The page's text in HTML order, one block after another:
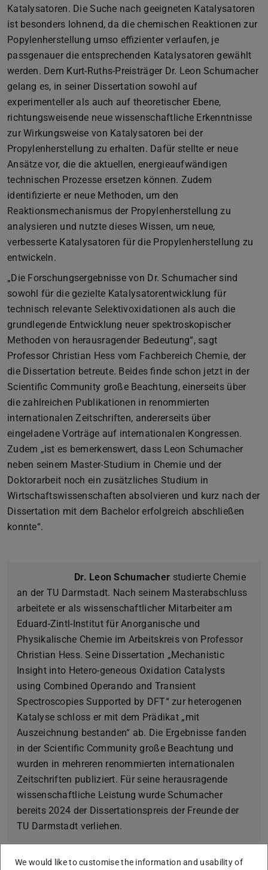
Katalysatoren. Die Suche nach geeigneten Katalysatoren
ist besonders lohnend, da die chemischen Reaktionen zur
Popylenherstellung umso effizienter verlaufen, je
passgenauer die entsprechenden Katalysatoren gewählt
werden. Dem Kurt-Ruths-Preisträger Dr. Leon Schumacher
gelang es, in seiner Dissertation sowohl auf
experimenteller als auch auf theoretischer Ebene,
richtungsweisende neue wissenschaftliche Erkenntnisse
zur Wirkungsweise von Katalysatoren bei der
Propylenherstellung zu erhalten. Dafür stellte er neue
Ansätze vor, die die aktuellen, energieaufwändigen
technischen Prozesse ersetzen können. Zudem
identifizierte er neue Methoden, um den
Reaktionsmechanismus der Propylenherstellung zu
analysieren und nutzte dieses Wissen, um neue,
verbesserte Katalysatoren für die Propylenherstellung zu
entwickeln.
„Die Forschungsergebnisse von Dr. Schumacher sind
sowohl für die gezielte Katalysatorentwicklung für
technisch relevante Selektivoxidationen als auch die
grundlegende Entwicklung neuer spektroskopischer
Methoden von herausragender Bedeutung“, sagt
Professor Christian Hess vom Fachbereich Chemie, der
die Dissertation betreute. Beides finde schon jetzt in der
Scientific Community große Beachtung, einerseits über
die zahlreichen Publikationen in renommierten
internationalen Zeitschriften, andererseits über
eingeladene Vorträge auf internationalen Kongressen.
Zudem „ist es bemerkenswert, dass Leon Schumacher
neben seinem Master-Studium in Chemie und der
Doktorarbeit noch ein zusätzliches Studium in
Wirtschaftswissenschaften absolvieren und kurz nach der
Dissertation mit dem Bachelor erfolgreich abschließen
konnte“.
Dr. Leon Schumacher studierte Chemie
an der TU Darmstadt. Nach seinem Masterabschluss
arbeitete er als wissenschaftlicher Mitarbeiter am
Eduard-Zintl-Institut für Anorganische und
Physikalische Chemie im Arbeitskreis von Professor
Christian Hess. Seine Dissertation „Mechanistic
Insight into Hetero-geneous Oxidation Catalysts
using Combined Operando and Transient
Spectroscopies Supported by DFT“ zur heterogenen
Katalyse schloss er mit dem Prädikat „mit
Auszeichnung bestanden“ ab. Die Ergebnisse fanden
in der Scientific Community große Beachtung und
wurden in mehreren renommierten internationalen
Zeitschriften publiziert. Für seine herausragende
wissenschaftliche Leistung wurde Schumacher
bereits 2024 der Dissertationspreis der Freunde der
TU Darmstadt verliehen.
We would like to customise the information and usability of